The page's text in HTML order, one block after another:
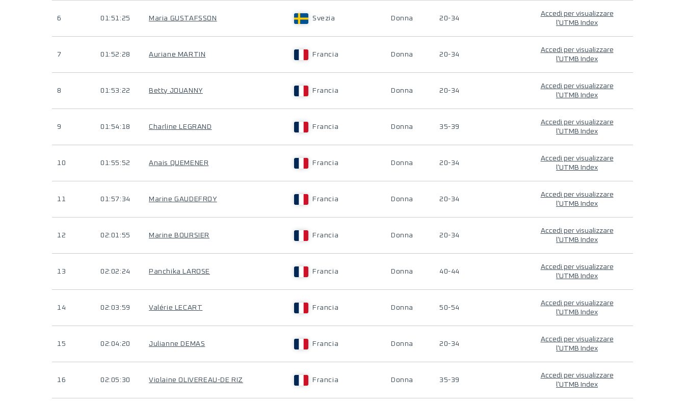
6 01:51:25 Maria GUSTAFSSON Svezia Donna 20-34
Accedi per visualizzare
l'UTMB Index
7 01:52:28 Auriane MARTIN Francia Donna 20-34
Accedi per visualizzare
l'UTMB Index
8 01:53:22 Betty JOUANNY Francia Donna 20-34
Accedi per visualizzare
l'UTMB Index
9 01:54:18 Charline LEGRAND Francia Donna 35-39
Accedi per visualizzare
l'UTMB Index
10 01:55:52 Anais QUEMENER Francia Donna 20-34
Accedi per visualizzare
l'UTMB Index
11 01:57:34 Marine GAUDEFROY Francia Donna 20-34
Accedi per visualizzare
l'UTMB Index
12 02:01:55 Marine BOURSIER Francia Donna 20-34
Accedi per visualizzare
l'UTMB Index
13 02:02:24 Panchika LAROSE Francia Donna 40-44
Accedi per visualizzare
l'UTMB Index
14 02:03:59 Valérie LECART Francia Donna 50-54
Accedi per visualizzare
l'UTMB Index
15 02:04:20 Julianne DEMAS Francia Donna 20-34
Accedi per visualizzare
l'UTMB Index
16 02:05:30 Violaine OLIVEREAU-DE RIZ Francia Donna 35-39
Accedi per visualizzare
l'UTMB Index